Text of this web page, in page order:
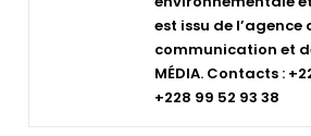
est issu de l’agence
communication et de
MÉDIA. Contacts :
+228 99 52 93 38